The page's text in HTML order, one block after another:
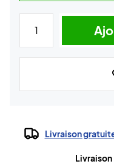
Livraison